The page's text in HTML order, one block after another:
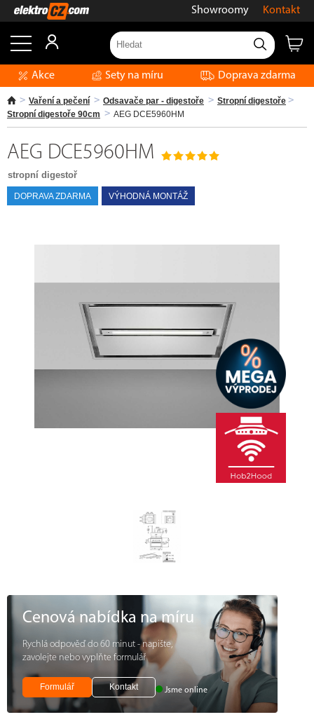
Showroomy Kontakt
Akce Sety na míru Doprava zdarma
Vaření a pečení Odsavače par - digestoře
Stropní digestoře
Stropní digestoře 90cm
AEG DCE5960HM
AEG DCE5960HM
stropní digestoř
DOPRAVA ZDARMA VÝHODNÁ MONTÁŽ
Cenová nabídka na míru
Rychlá odpověď do 60 minut - napište,
zavolejte nebo vyplňte formulář
Formulář Kontakt Jsme online